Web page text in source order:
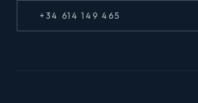
+34 614 149 465